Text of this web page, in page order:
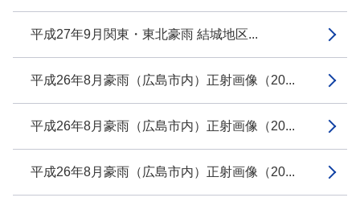
平成27年9月関東・東北豪雨 結城地区...
平成26年8月豪雨（広島市内）正射画像（20...
平成26年8月豪雨（広島市内）正射画像（20...
平成26年8月豪雨（広島市内）正射画像（20...